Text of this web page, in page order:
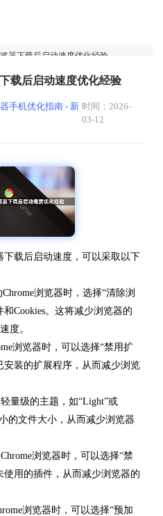
览器下载后启动速度优化经验
载后启动速度优化经验
手机优化指南 - 新 时间：2026-
03-12
下载后启动速度，可以采取以下
浏览器时，选择“清除浏
Cookies。这将减少浏览器的
度。
浏览器时，可以选择“禁用扩
安装的扩展程序，从而减少浏览
量级的主题，如“Light”或
的文件大小，从而减少浏览器
浏览器时，可以选择“禁
使用的插件，从而减少浏览器的
浏览器时，可以选择“预加